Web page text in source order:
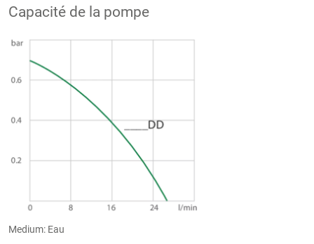
Capacité de la pompe
Medium: Eau